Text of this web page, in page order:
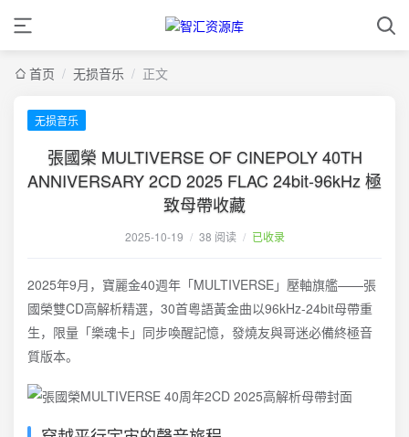
首页 / 无损音乐 / 正文
无损音乐
張國榮 MULTIVERSE OF CINEPOLY 40TH
ANNIVERSARY 2CD 2025 FLAC 24bit-96kHz 極
致母帶收藏
2025-10-19 / 38 阅读 / 已收录
2025年9月，寶麗金40週年「MULTIVERSE」壓軸旗艦——張
國榮雙CD高解析精選，30首粵語黃金曲以96kHz-24bit母帶重
生，限量「樂魂卡」同步喚醒記憶，發燒友與哥迷必備終極音
質版本。